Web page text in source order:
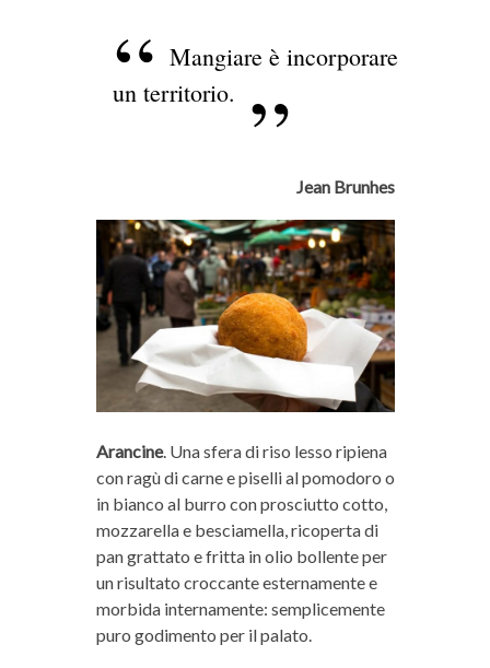
Mangiare è incorporare
un territorio.
Jean Brunhes
Arancine. Una sfera di riso lesso ripiena
con ragù di carne e piselli al pomodoro o
in bianco al burro con prosciutto cotto,
mozzarella e besciamella, ricoperta di
pan grattato e fritta in olio bollente per
un risultato croccante esternamente e
morbida internamente: semplicemente
puro godimento per il palato.